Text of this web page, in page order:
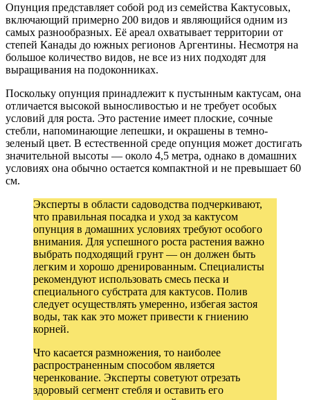
Опунция представляет собой род из семейства Кактусовых,
включающий примерно 200 видов и являющийся одним из
самых разнообразных. Её ареал охватывает территории от
степей Канады до южных регионов Аргентины. Несмотря на
большое количество видов, не все из них подходят для
выращивания на подоконниках.
Поскольку опунция принадлежит к пустынным кактусам, она
отличается высокой выносливостью и не требует особых
условий для роста. Это растение имеет плоские, сочные
стебли, напоминающие лепешки, и окрашены в темно-
зеленый цвет. В естественной среде опунция может достигать
значительной высоты — около 4,5 метра, однако в домашних
условиях она обычно остается компактной и не превышает 60
см.
Эксперты в области садоводства подчеркивают,
что правильная посадка и уход за кактусом
опунция в домашних условиях требуют особого
внимания. Для успешного роста растения важно
выбрать подходящий грунт — он должен быть
легким и хорошо дренированным. Специалисты
рекомендуют использовать смесь песка и
специального субстрата для кактусов. Полив
следует осуществлять умеренно, избегая застоя
воды, так как это может привести к гниению
корней.
Что касается размножения, то наиболее
распространенным способом является
черенкование. Эксперты советуют отрезать
здоровый сегмент стебля и оставить его